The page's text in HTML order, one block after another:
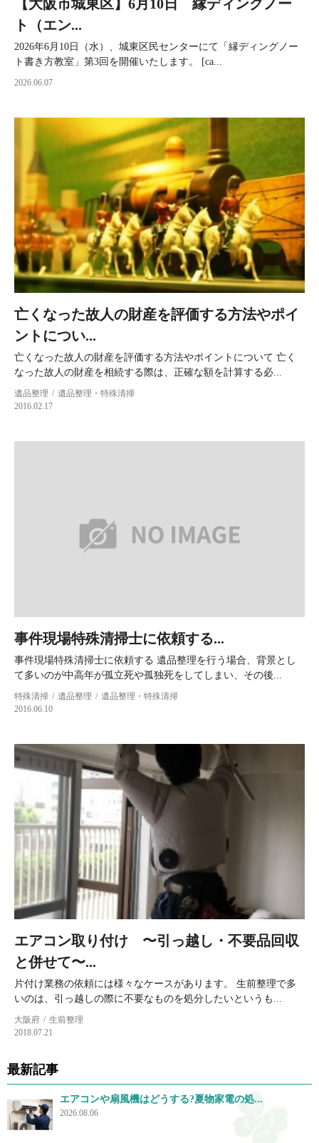
【大阪市城東区】6月10日 縁ディングノー
ト（エン...
2026年6月10日（水）、城東区民センターにて「縁ディングノー
ト書き方教室」第3回を開催いたします。 [ca...
2026.06.07
亡くなった故人の財産を評価する方法やポイ
ントについ...
亡くなった故人の財産を評価する方法やポイントについて 亡く
なった故人の財産を相続する際は、正確な額を計算する必...
遺品整理
遺品整理・特殊清掃
2016.02.17
事件現場特殊清掃士に依頼する...
事件現場特殊清掃士に依頼する 遺品整理を行う場合、背景とし
て多いのが中高年が孤立死や孤独死をしてしまい、その後...
特殊清掃 遺品整理
遺品整理・特殊清掃
2016.06.10
エアコン取り付け 〜引っ越し・不要品回収
と併せて〜...
片付け業務の依頼には様々なケースがあります。 生前整理で多
いのは、引っ越しの際に不要なものを処分したいというも...
大阪府
生前整理
2018.07.21
最新記事
エアコンや扇風機はどうする?夏物家電の処...
2026.08.06